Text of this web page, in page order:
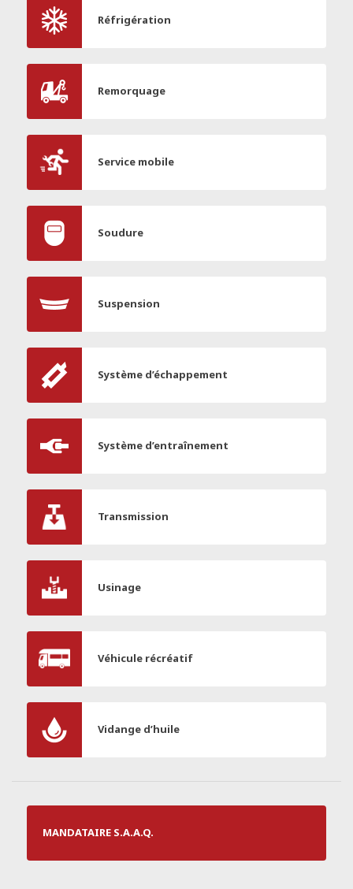
Réfrigération
Remorquage
Service mobile
Soudure
Suspension
Système d’échappement
Système d’entraînement
Transmission
Usinage
Véhicule récréatif
Vidange d’huile
MANDATAIRE S.A.A.Q.